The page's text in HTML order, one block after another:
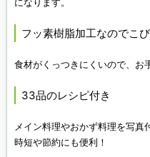
になります。
フッ素樹脂加工なのでこ
食材がくっつきにくいので、お
33品のレシピ付き
メイン料理やおかず料理を写真
時短や節約にも便利！